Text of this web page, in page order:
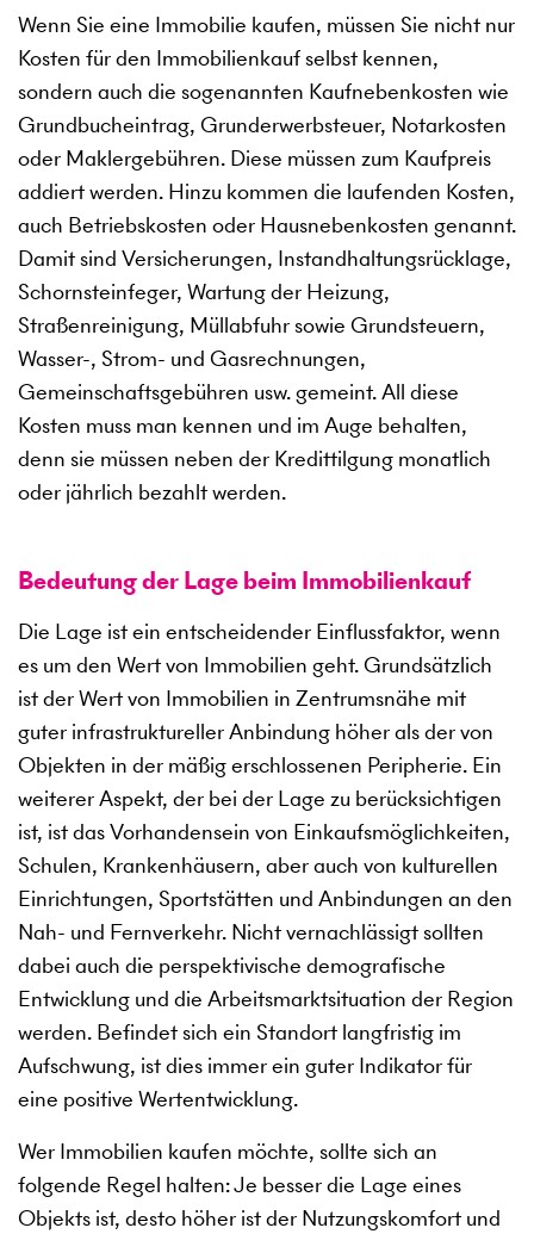
Wenn Sie eine Immobilie kaufen, müssen Sie nicht nur
Kosten für den Immobilienkauf selbst kennen,
sondern auch die sogenannten Kaufnebenkosten wie
Grundbucheintrag, Grunderwerbsteuer, Notarkosten
oder Maklergebühren. Diese müssen zum Kaufpreis
addiert werden. Hinzu kommen die laufenden Kosten,
auch Betriebskosten oder Hausnebenkosten genannt.
Damit sind Versicherungen, Instandhaltungsrücklage,
Schornsteinfeger, Wartung der Heizung,
Straßenreinigung, Müllabfuhr sowie Grundsteuern,
Wasser-, Strom- und Gasrechnungen,
Gemeinschaftsgebühren usw. gemeint. All diese
Kosten muss man kennen und im Auge behalten,
denn sie müssen neben der Kredittilgung monatlich
oder jährlich bezahlt werden.
Bedeutung der Lage beim Immobilienkauf
Die Lage ist ein entscheidender Einflussfaktor, wenn
es um den Wert von Immobilien geht. Grundsätzlich
ist der Wert von Immobilien in Zentrumsnähe mit
guter infrastruktureller Anbindung höher als der von
Objekten in der mäßig erschlossenen Peripherie. Ein
weiterer Aspekt, der bei der Lage zu berücksichtigen
ist, ist das Vorhandensein von Einkaufsmöglichkeiten,
Schulen, Krankenhäusern, aber auch von kulturellen
Einrichtungen, Sportstätten und Anbindungen an den
Nah- und Fernverkehr. Nicht vernachlässigt sollten
dabei auch die perspektivische demografische
Entwicklung und die Arbeitsmarktsituation der Region
werden. Befindet sich ein Standort langfristig im
Aufschwung, ist dies immer ein guter Indikator für
eine positive Wertentwicklung.
Wer Immobilien kaufen möchte, sollte sich an
folgende Regel halten: Je besser die Lage eines
Objekts ist, desto höher ist der Nutzungskomfort und